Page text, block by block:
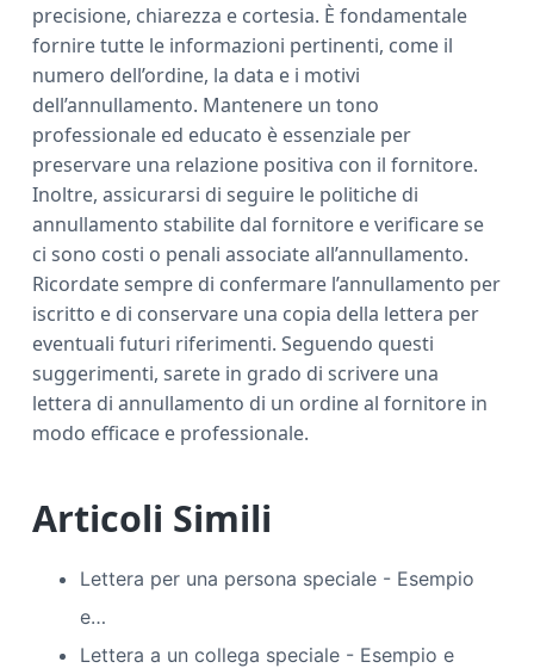
precisione, chiarezza e cortesia. È fondamentale
fornire tutte le informazioni pertinenti, come il
numero dell’ordine, la data e i motivi
dell’annullamento. Mantenere un tono
professionale ed educato è essenziale per
preservare una relazione positiva con il fornitore.
Inoltre, assicurarsi di seguire le politiche di
annullamento stabilite dal fornitore e verificare se
ci sono costi o penali associate all’annullamento.
Ricordate sempre di confermare l’annullamento per
iscritto e di conservare una copia della lettera per
eventuali futuri riferimenti. Seguendo questi
suggerimenti, sarete in grado di scrivere una
lettera di annullamento di un ordine al fornitore in
modo efficace e professionale.
Articoli Simili
Lettera per una persona speciale - Esempio
e…
Lettera a un collega speciale - Esempio e